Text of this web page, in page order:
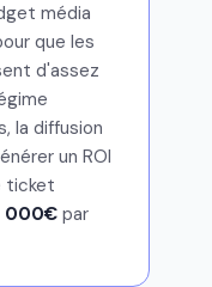
média
que les
d'assez
la diffusion
un ROI
ticket
000€ par